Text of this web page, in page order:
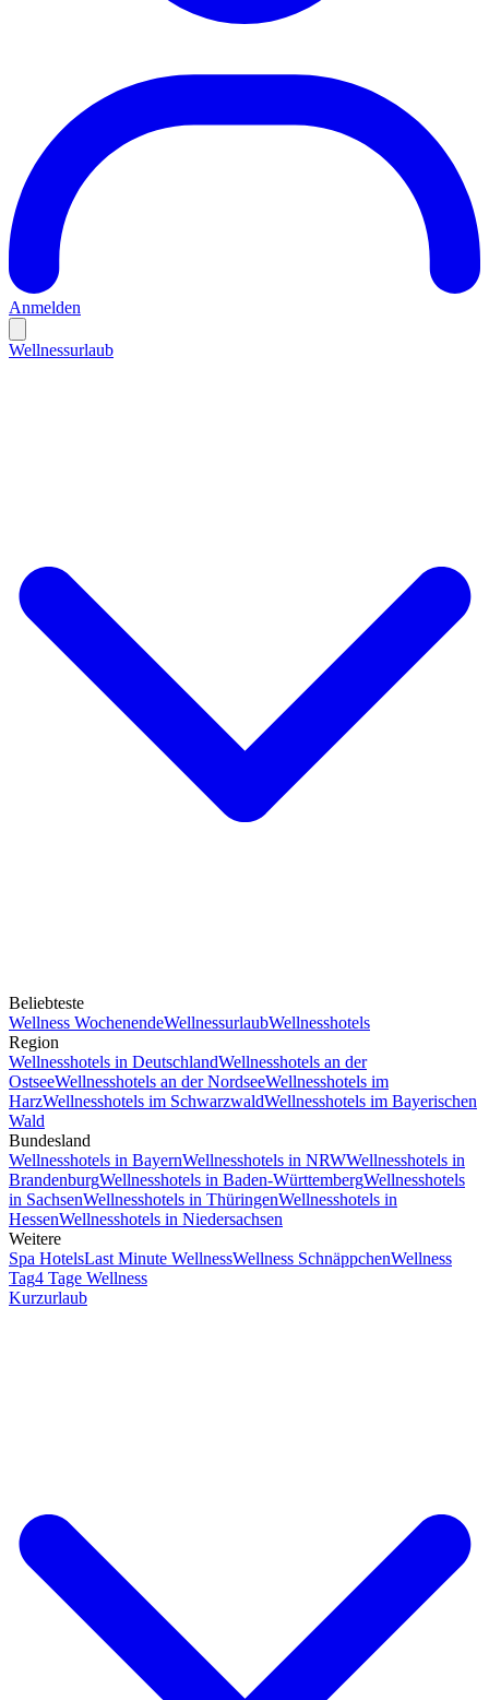
Anmelden
Wellnessurlaub
Beliebteste
Wellness WochenendeWellnessurlaubWellnesshotels
Region
Wellnesshotels in DeutschlandWellnesshotels an der
OstseeWellnesshotels an der NordseeWellnesshotels im
HarzWellnesshotels im SchwarzwaldWellnesshotels im Bayerischen
Wald
Bundesland
Wellnesshotels in BayernWellnesshotels in NRWWellnesshotels in
BrandenburgWellnesshotels in Baden-WürttembergWellnesshotels
in SachsenWellnesshotels in ThüringenWellnesshotels in
HessenWellnesshotels in Niedersachsen
Weitere
Spa HotelsLast Minute WellnessWellness SchnäppchenWellness
Tag4 Tage Wellness
Kurzurlaub